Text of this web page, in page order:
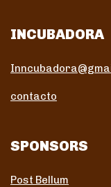
INCUBADORA
contacto
SPONSORS
Post Bellum